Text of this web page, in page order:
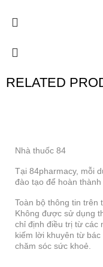
RELATED
Nhà thuốc 84
Tại 84pharmacy, mỗi
đào tạo để hoàn
Toàn bộ thông tin trên
Không được sử dụng
chỉ định điều trị từ các
kiếm lời khuyên từ
chăm sóc sức khoẻ.